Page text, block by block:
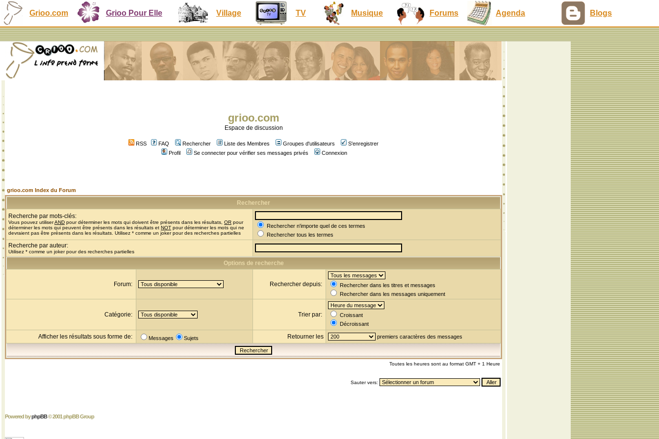
Grioo.com Grioo Pour Elle Village TV Musique Forums Agenda Blogs
grioo.com
Espace de discussion
RSS FAQ Rechercher Liste des Membres Groupes d'utilisateurs
S'enregistrer
Profil
Se connecter pour vérifier ses messages privés Connexion
grioo.com Index du Forum
Rechercher
Recherche par mots-clés:
Vous pouvez utiliserAND pour déterminer les mots qui doivent être présents dans les résultats, OR pour
déterminer les mots qui peuvent être présents dans les résultats et NOT pour déterminer les mots qui ne
devraient pas être présents dans les résultats. Utilisez * comme un joker pour des recherches partielles
Rechercher n'importe quel de ces termes
Rechercher tous les termes
Recherche par auteur:
Utilisez * comme un joker pour des recherches partielles
Options de recherche
Forum: Rechercher depuis:
Rechercher dans les titres et messages
Rechercher dans les messages uniquement
Catégorie: Trier par:
Croissant
Décroissant
Afficher les résultats sous forme de: Messages Sujets Retourner les premiers caractères des messages
Toutes les heures sont au format GMT + 1 Heure
Sauter vers:
Powered byphpBB© 2001 phpBB Group